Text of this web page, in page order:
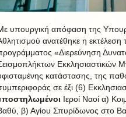
υπουργική απόφαση της
ανατέθηκε η εκτέλεση
«Διερεύνηση
Εκκλησιαστικών
κατάστασης, της
σε έξι (6)
ποστηλωμένοι Ιεροί Ναοί α)
β) Αγίου Σπυρίδωνος στο